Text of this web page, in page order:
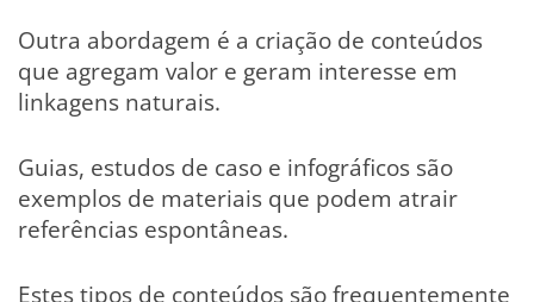
Outra abordagem é a criação de conteúdos
que agregam valor e geram interesse em
linkagens naturais.
Guias, estudos de caso e infográficos são
exemplos de materiais que podem atrair
referências espontâneas.
Estes tipos de conteúdos são frequentemente